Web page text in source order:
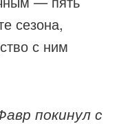
сезона,
с ним
покинул с